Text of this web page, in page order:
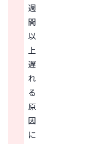
週
間
以
上
遅
れ
る
原
因
に